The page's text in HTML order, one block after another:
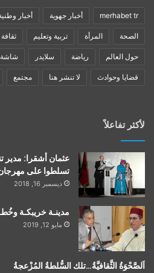
merhabet tr أخبار جهوية أخبار
الصحة المرأة تربية وتعليم
حول العالم رياضة سلايدر شاشة
قضايا وحوادث لا تنشر هنا مجتمع
لأكثر تفاعلاً
عثمان أشقرا: مدير
تسلطوا على
ديسمبر 16, 2018
مدينـة خريبكـة
مايو 12, 2019
اَلصَّحْوَةُ الثَّقافيَّةُ…تلك السُّلطةُ المُزْعجةُ